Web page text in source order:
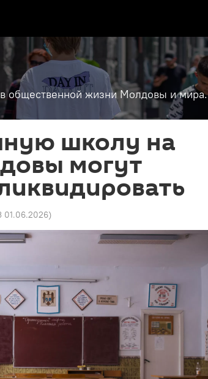
в общественной жизни Молдовы и мира.
школу на
могут
01.06.2026)